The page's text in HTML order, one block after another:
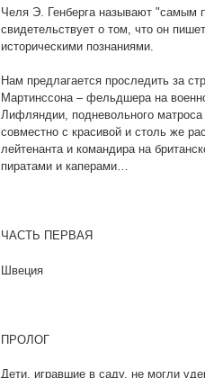
Челя Э. Генберга называют "самым
свидетельствует о том, что он
историческими познаниями.
Нам предлагается проследить за
Мартинссона – фельдшера на
Лифляндии, подневольного
совместно с красивой и столь же
лейтенанта и командира на
пиратами и каперами…
ЧАСТЬ ПЕРВАЯ
Швеция
ПРОЛОГ
Дети, игравшие в саду, не могли